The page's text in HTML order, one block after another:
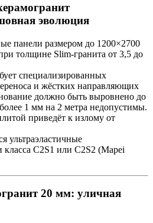
эволюция
панели размером до 1200×2700
толщине Slim‑гранита от 3,5 до
специализированных
и жёстких направляющих
должно быть выровнено до
1 мм на 2 метра недопустимы.
приведёт к излому от
ультраэластичные
C2S1 или C2S2 (Mapei
20 мм: уличная